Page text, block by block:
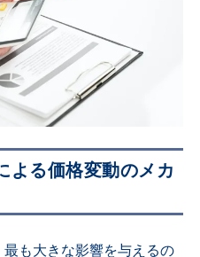
よる価格変動のメカ
も大きな影響を与えるの